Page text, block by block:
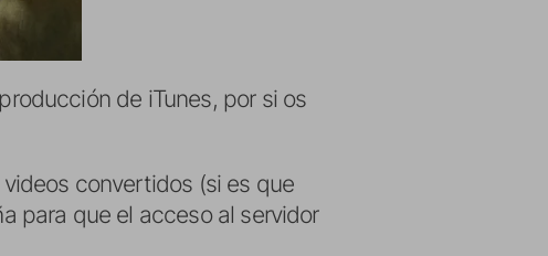
de iTunes, por si os
convertidos (si es que
para que el acceso al servidor